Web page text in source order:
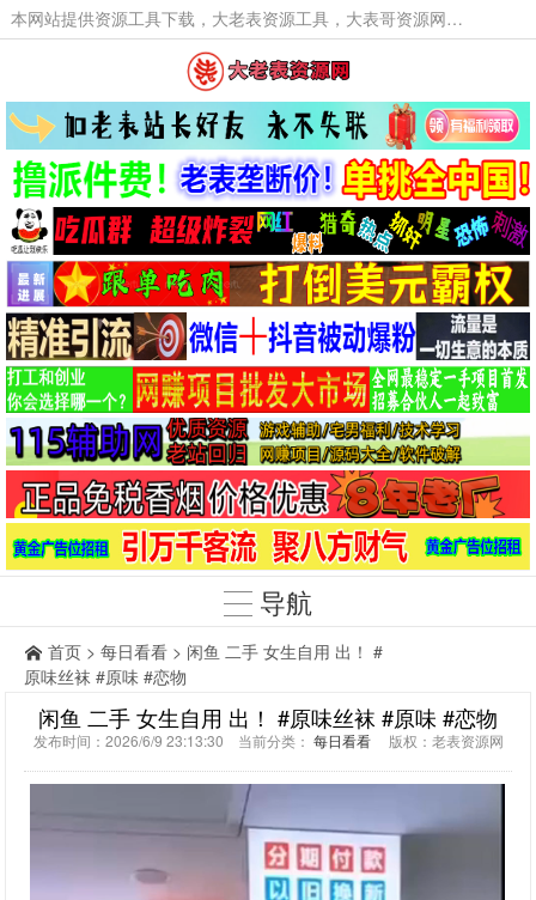
本网站提供资源工具下载，大老表资源工具，大表哥资源网软件工具，大老表资源下载，活动线报福利资源分享,活动线报，大型网游经典游戏，网络热门技术游戏辅助交流与分享。
导航
首页 > 每日看看 > 闲鱼 二手 女生自用 出！ #
原味丝袜 #原味 #恋物
闲鱼 二手 女生自用 出！ #原味丝袜 #原味 #恋物
发布时间：2026/6/9 23:13:30 当前分类： 每日看看版权：老表资源网